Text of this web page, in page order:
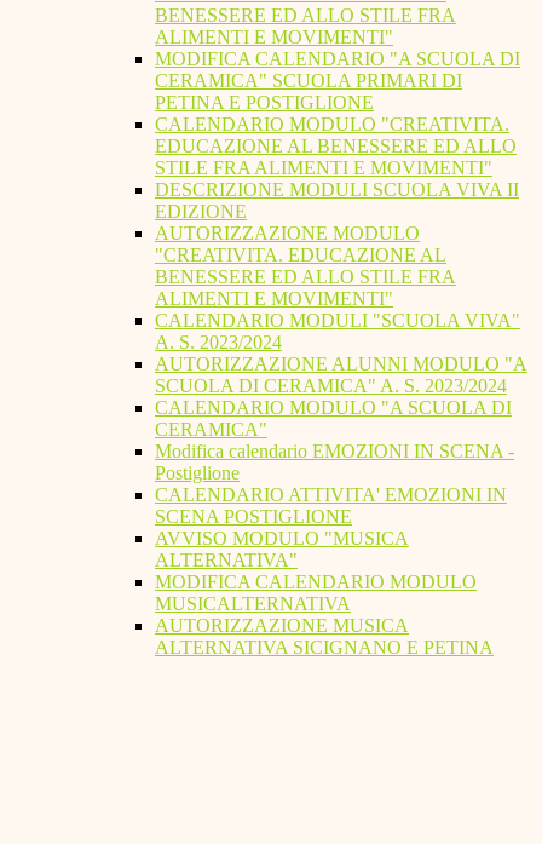
BENESSERE ED ALLO STILE FRA
ALIMENTI E MOVIMENTI"
MODIFICA CALENDARIO "A SCUOLA DI
CERAMICA" SCUOLA PRIMARI DI
PETINA E POSTIGLIONE
CALENDARIO MODULO "CREATIVITA.
EDUCAZIONE AL BENESSERE ED ALLO
STILE FRA ALIMENTI E MOVIMENTI"
DESCRIZIONE MODULI SCUOLA VIVA II
EDIZIONE
AUTORIZZAZIONE MODULO
"CREATIVITA. EDUCAZIONE AL
BENESSERE ED ALLO STILE FRA
ALIMENTI E MOVIMENTI"
CALENDARIO MODULI "SCUOLA VIVA"
A. S. 2023/2024
AUTORIZZAZIONE ALUNNI MODULO "A
SCUOLA DI CERAMICA" A. S. 2023/2024
CALENDARIO MODULO "A SCUOLA DI
CERAMICA"
Modifica calendario EMOZIONI IN SCENA -
Postiglione
CALENDARIO ATTIVITA' EMOZIONI IN
SCENA POSTIGLIONE
AVVISO MODULO "MUSICA
ALTERNATIVA"
MODIFICA CALENDARIO MODULO
MUSICALTERNATIVA
AUTORIZZAZIONE MUSICA
ALTERNATIVA SICIGNANO E PETINA